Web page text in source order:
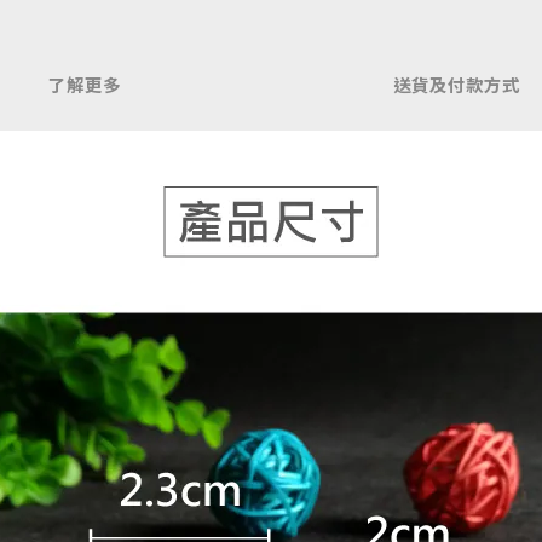
了解更多 送貨及付款方式